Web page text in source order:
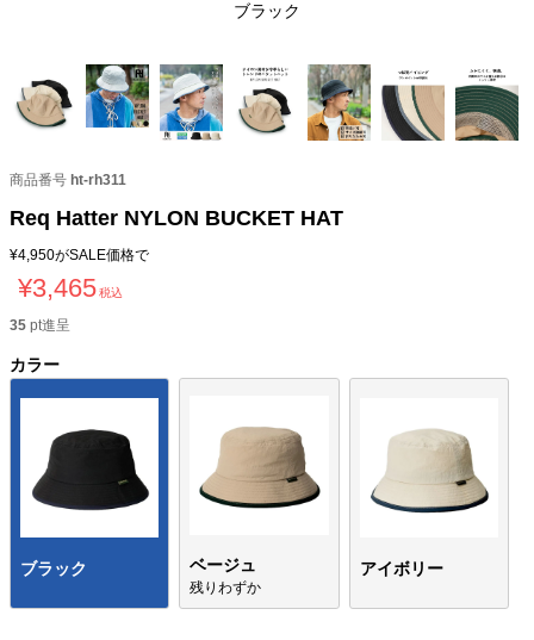
ブラック
商品番号 ht-rh311
Req Hatter NYLON BUCKET HAT
¥4,950がSALE価格で
¥3,465税込
35 pt進呈
カラー
ブラック ベージュ
残りわずか
アイボリー